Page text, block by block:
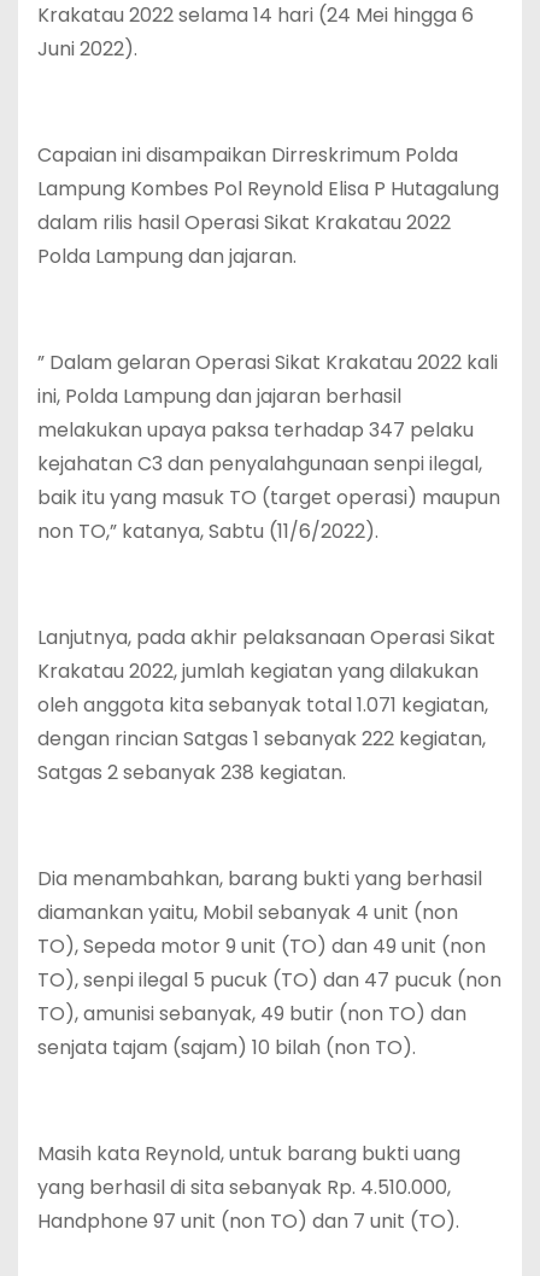
Krakatau 2022 selama 14 hari (24 Mei hingga 6
Juni 2022).
Capaian ini disampaikan Dirreskrimum Polda
Lampung Kombes Pol Reynold Elisa P Hutagalung
dalam rilis hasil Operasi Sikat Krakatau 2022
Polda Lampung dan jajaran.
” Dalam gelaran Operasi Sikat Krakatau 2022 kali
ini, Polda Lampung dan jajaran berhasil
melakukan upaya paksa terhadap 347 pelaku
kejahatan C3 dan penyalahgunaan senpi ilegal,
baik itu yang masuk TO (target operasi) maupun
non TO,” katanya, Sabtu (11/6/2022).
Lanjutnya, pada akhir pelaksanaan Operasi Sikat
Krakatau 2022, jumlah kegiatan yang dilakukan
oleh anggota kita sebanyak total 1.071 kegiatan,
dengan rincian Satgas 1 sebanyak 222 kegiatan,
Satgas 2 sebanyak 238 kegiatan.
Dia menambahkan, barang bukti yang berhasil
diamankan yaitu, Mobil sebanyak 4 unit (non
TO), Sepeda motor 9 unit (TO) dan 49 unit (non
TO), senpi ilegal 5 pucuk (TO) dan 47 pucuk (non
TO), amunisi sebanyak, 49 butir (non TO) dan
senjata tajam (sajam) 10 bilah (non TO).
Masih kata Reynold, untuk barang bukti uang
yang berhasil di sita sebanyak Rp. 4.510.000,
Handphone 97 unit (non TO) dan 7 unit (TO).